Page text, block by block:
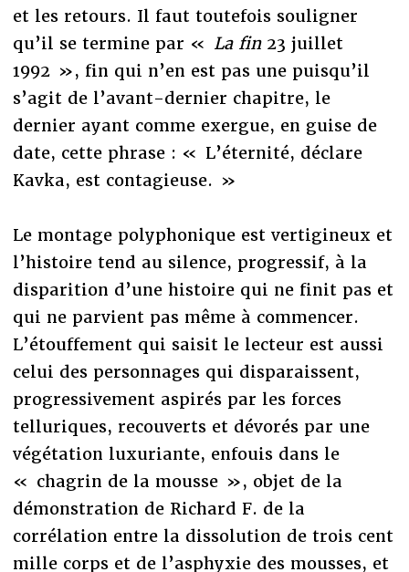
et les retours. Il faut toutefois souligner
qu’il se termine par « La fin23 juillet
1992 », fin qui n’en est pas une puisqu’il
s’agit de l’avant-dernier chapitre, le
dernier ayant comme exergue, en guise de
date, cette phrase : « L’éternité, déclare
Kavka, est contagieuse. »
Le montage polyphonique est vertigineux et
l’histoire tend au silence, progressif, à la
disparition d’une histoire qui ne finit pas et
qui ne parvient pas même à commencer.
L’étouffement qui saisit le lecteur est aussi
celui des personnages qui disparaissent,
progressivement aspirés par les forces
telluriques, recouverts et dévorés par une
végétation luxuriante, enfouis dans le
« chagrin de la mousse », objet de la
démonstration de Richard F. de la
corrélation entre la dissolution de trois cent
mille corps et de l’asphyxie des mousses, et